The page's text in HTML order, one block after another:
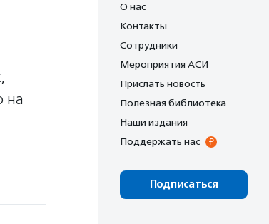
на
О нас
Контакты
Сотрудники
Мероприятия АСИ
Прислать новость
Полезная библиотека
Наши издания
Поддержать нас
Подписаться